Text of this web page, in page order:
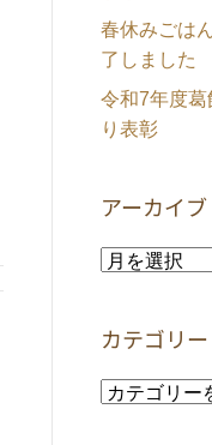
春休みごは
了しました
令和7年度葛
り表彰
アーカイブ
ア
イ
ブ
カテゴリー
カ